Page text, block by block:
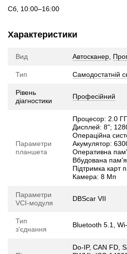
Сб, 10:00–16:00
Характеристики
Вид Автосканер
Тип Самодостатній
Рівень
діагностики
Професійний
Параметри
планшета
Процесор: 2.0
Дисплей: 8";
Операційна
Акумулятор:
Оперативна
Вбудована
Підтримка карт
Камера: 8 Мп
Параметри
VCI-модуля
DBScar VII
Тип
з'єднання
Bluetooth 5.1,
Do-IP, CAN FD,